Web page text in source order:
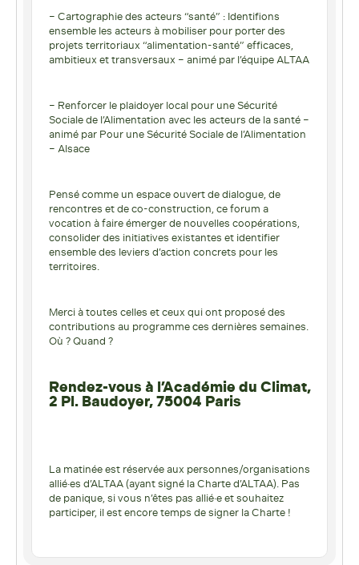
– Cartographie des acteurs “santé” : Identifions
ensemble les acteurs à mobiliser pour porter des
projets territoriaux “alimentation-santé” efficaces,
ambitieux et transversaux – animé par l’équipe ALTAA
– Renforcer le plaidoyer local pour une Sécurité
Sociale de l’Alimentation avec les acteurs de la santé –
animé par Pour une Sécurité Sociale de l’Alimentation
– Alsace
Pensé comme un espace ouvert de dialogue, de
rencontres et de co-construction, ce forum a
vocation à faire émerger de nouvelles coopérations,
consolider des initiatives existantes et identifier
ensemble des leviers d’action concrets pour les
territoires.
Merci à toutes celles et ceux qui ont proposé des
contributions au programme ces dernières semaines.
Où ? Quand ?
Rendez-vous à l’Académie du Climat,
2 Pl. Baudoyer, 75004 Paris
La matinée est réservée aux personnes/organisations
allié·es d’ALTAA (ayant signé la Charte d’ALTAA). Pas
de panique, si vous n’êtes pas allié·e et souhaitez
participer, il est encore temps de signer la Charte !